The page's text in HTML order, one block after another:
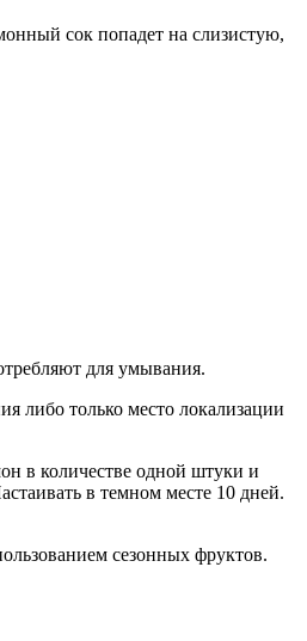
сок попадет на слизистую,
для умывания.
либо только место локализации
в количестве одной штуки и
в темном месте 10 дней.
сезонных фруктов.